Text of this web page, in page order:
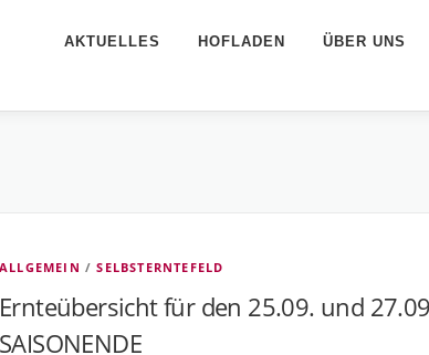
AKTUELLES HOFLADEN ÜBER UNS
ALLGEMEIN /SELBSTERNTEFELD
Ernteübersicht für den 25.09. und
SAISONENDE